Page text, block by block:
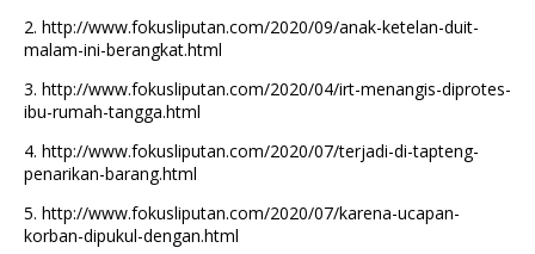
2. http://www.fokusliputan.com/2020/09/anak-ketelan-duit-
malam-ini-berangkat.html
3. http://www.fokusliputan.com/2020/04/irt-menangis-diprotes-
ibu-rumah-tangga.html
4. http://www.fokusliputan.com/2020/07/terjadi-di-tapteng-
penarikan-barang.html
5. http://www.fokusliputan.com/2020/07/karena-ucapan-
korban-dipukul-dengan.html